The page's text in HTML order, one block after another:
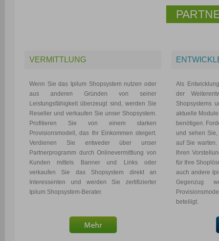
VERMITTLUNG
Wenn Sie das Ipilum Shopsystem nutzen oder
aus anderen Gründen von seiner
Leistungsfähigkeit überzeugt sind, werden Sie
Reseller und verkaufen Sie unser Shopsystem.
Profitieren Sie von einem starken
Provisionsmodell, das Ihr Einkommen steigert.
Verdienen Sie entweder über unser
Partnerprogramm durch Onlinevermittlung von
Kunden mittels Banner und Links oder
verkaufen Sie das Shopsystem direkt an
Interessenten und werden Sie zertifizierter
Ipilum Shopsystem-Berater.
Als
der
Shopsystems
aktuelle
benötigen.
und sehen
auf Sie
Ihren
für Ihre
auch andere
Gegenzug
beteiligt.